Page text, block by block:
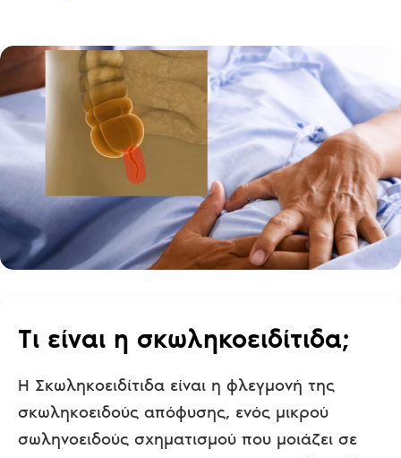
Τι είναι η σκωληκοειδίτιδα;
H Σκωληκοειδίτιδα είναι η φλεγμονή της
σκωληκοειδούς απόφυσης, ενός μικρού
σωληνοειδούς σχηματισμού που μοιάζει σε